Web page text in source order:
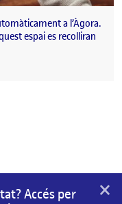
a l’Àgora.
espai es recolliran
Accés per
×